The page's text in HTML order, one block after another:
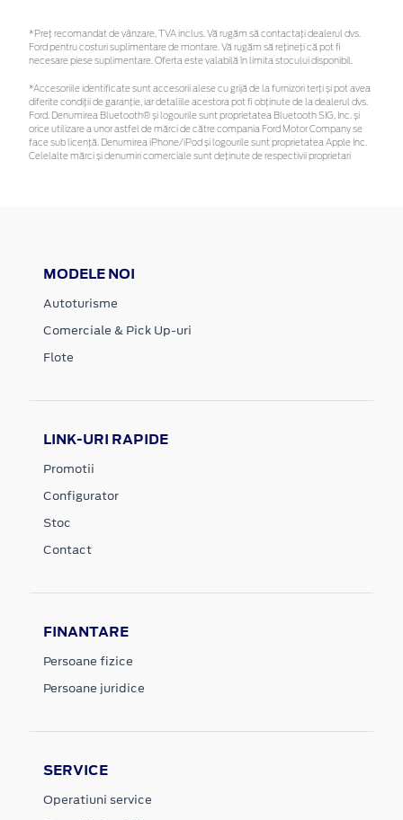
*Preţ recomandat de vânzare, TVA inclus. Vă rugăm să contactaţi dealerul dvs.
Ford pentru costuri suplimentare de montare. Vă rugăm să rețineți că pot fi
necesare piese suplimentare. Oferta este valabilă în limita stocului disponibil.
*Accesoriile identificate sunt accesorii alese cu grijă de la furnizori terți și pot avea
diferite condiții de garanție, iar detaliile acestora pot fi obținute de la dealerul dvs.
Ford. Denumirea Bluetooth® și logourile sunt proprietatea Bluetooth SIG, Inc. și
orice utilizare a unor astfel de mărci de către compania Ford Motor Company se
face sub licență. Denumirea iPhone/iPod și logourile sunt proprietatea Apple Inc.
Celelalte mărci și denumiri comerciale sunt deținute de respectivii proprietari
MODELE NOI
Autoturisme
Comerciale & Pick Up-uri
Flote
LINK-URI RAPIDE
Promotii
Configurator
Stoc
Contact
FINANTARE
Persoane fizice
Persoane juridice
SERVICE
Operatiuni service